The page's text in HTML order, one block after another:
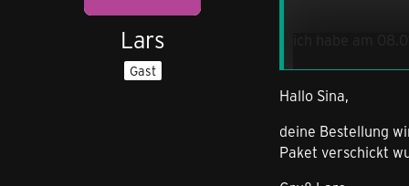
Lars
Gast
Am gleichen
Die Anzahlung
das Handy steht
Eine
Daher wollte
Hallo Sina,
deine Bestellung
Paket verschickt